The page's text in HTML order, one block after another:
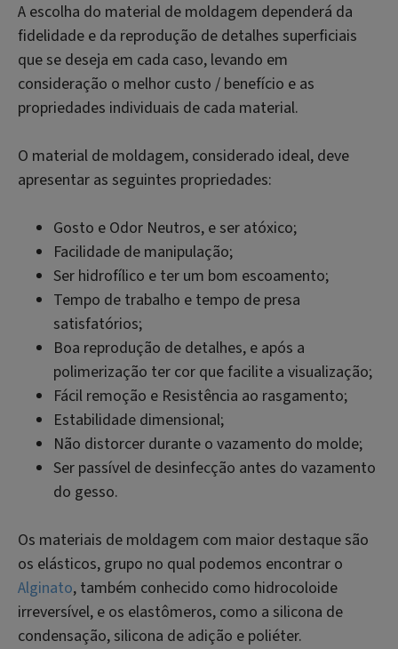
A escolha do material de moldagem dependerá da
fidelidade e da reprodução de detalhes superficiais
que se deseja em cada caso, levando em
consideração o melhor custo / benefício e as
propriedades individuais de cada material.
O material de moldagem, considerado ideal, deve
apresentar as seguintes propriedades:
Gosto e Odor Neutros, e ser atóxico;
Facilidade de manipulação;
Ser hidrofílico e ter um bom escoamento;
Tempo de trabalho e tempo de presa
satisfatórios;
Boa reprodução de detalhes, e após a
polimerização ter cor que facilite a visualização;
Fácil remoção e Resistência ao rasgamento;
Estabilidade dimensional;
Não distorcer durante o vazamento do molde;
Ser passível de desinfecção antes do vazamento
do gesso.
Os materiais de moldagem com maior destaque são
os elásticos, grupo no qual podemos encontrar o
Alginato, também conhecido como hidrocoloide
irreversível, e os elastômeros, como a silicona de
condensação, silicona de adição e poliéter.